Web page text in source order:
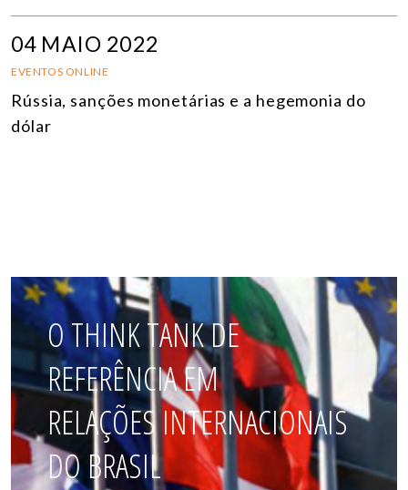
04 MAIO 2022
EVENTOS ONLINE
Rússia, sanções monetárias e a hegemonia do
dólar
O THINK TANK DE
REFERÊNCIA EM
RELAÇÕES INTERNACIONAIS
DO BRASIL